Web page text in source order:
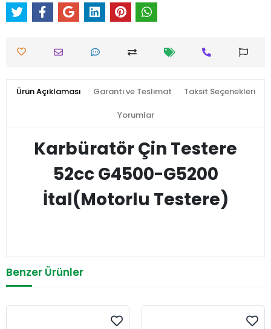
Ürün Açıklaması Garanti ve Teslimat Taksit Seçenekleri
Yorumlar
Karbüratör Çin Testere
52cc G4500-G5200
İtal(Motorlu Testere)
Benzer Ürünler